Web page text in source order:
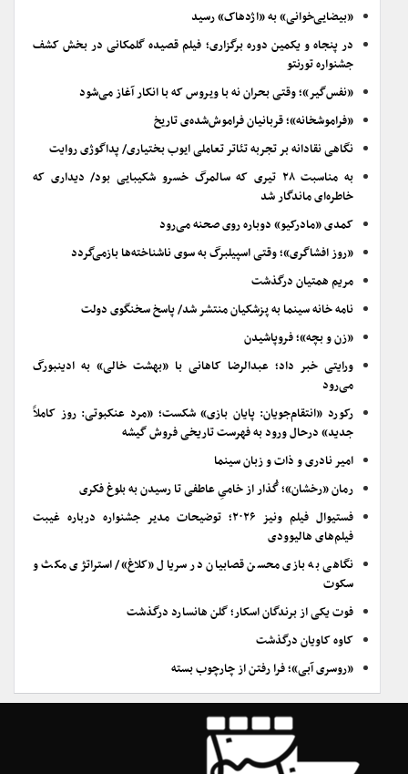
«بیضایی‌خوانی» به «اژدهاک» رسید
در پنجاه و یکمین دوره برگزاری؛ فیلم قصیده گلمکانی در بخش کشف
جشنواره تورنتو
«نفس‌گیر»؛ وقتی بحران نه با ویروس که با انکار آغاز می‌شود
«فراموشخانه»؛ قربانیان فراموش‌شده‌ی تاریخ
نگاهی نقادانه بر تجربه تئاتر تعاملی ایوب بختیاری/ پداگوژی روایت
به مناسبت ۲۸ تیری که سالمرگ خسرو شکیبایی بود/ دیداری که
خاطره‌ای ماندگار شد
کمدی «مادرکیو» دوباره روی صحنه می‌رود
«روز افشاگری»؛ وقتی اسپیلبرگ به سوی ناشناخته‌ها بازمی‌گردد
مریم همتیان درگذشت
نامه خانه سینما به پزشکیان منتشر شد/ پاسخ سخنگوی دولت
«زن و بچه»؛ فروپاشیدن
ورایتی خبر داد؛ عبدالرضا کاهانی با «بهشت خالی» به ادینبورگ
می‌رود
رکورد «انتقام‌جویان: پایان بازی» شکست؛ «مرد عنکبوتی: روز کاملاً
جدید» درحال ورود به فهرست تاریخی فروش گیشه
امیر نادری و ذات و زبان سینما
رمان «رخشان»؛ گُذار از خامیِ عاطفی تا رسیدن به بلوغ فکری
فستیوال فیلم ونیز ۲۰۲۶؛ توضیحات مدیر جشنواره درباره غیبت
فیلم‌های هالیوودی
نگاهی به بازی محسن قصابیان در سریال «کلاغ»/ استراتژی مکث و
سکوت
فوت یکی از برندگان اسکار؛ گلن هانسارد درگذشت
کاوه کاویان درگذشت
«روسری آبی»؛ فرا رفتن از چارچوب بسته